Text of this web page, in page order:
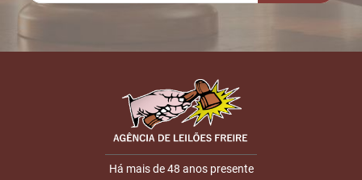
Há mais de 48 anos presente